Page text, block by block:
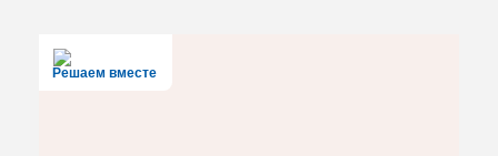
Решаем вместе